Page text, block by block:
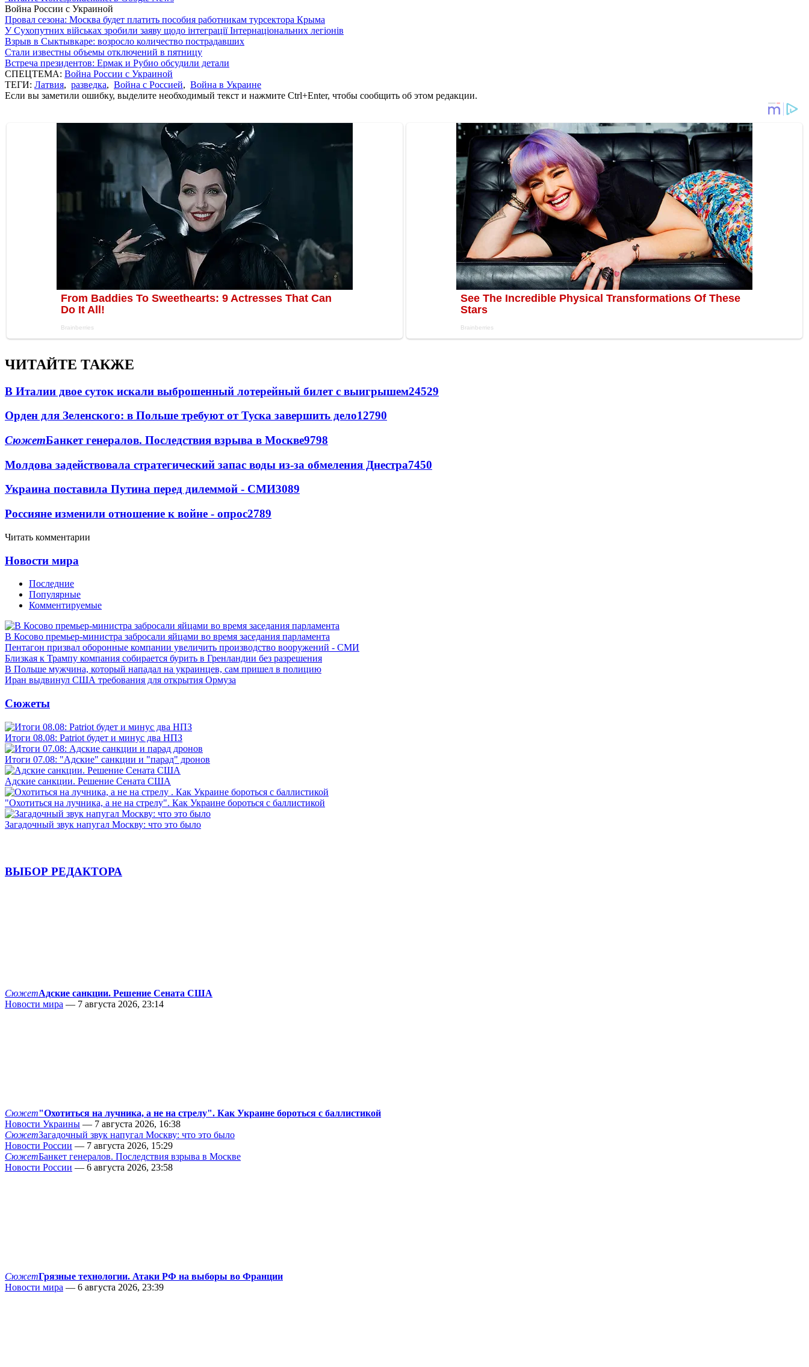
Война России с Украиной
Провал сезона: Москва будет платить пособия работникам турсектора Крыма
У Сухопутних військах зробили заяву щодо інтеграції Інтернаціональних легіонів
Взрыв в Сыктывкаре: возросло количество пострадавших
Стали известны объемы отключений в пятницу
Встреча президентов: Ермак и Рубио обсудили детали
СПЕЦТЕМА: Война России с Украиной
ТЕГИ: Латвия, разведка, Война с Россией, Война в Украине
Если вы заметили ошибку, выделите необходимый текст и нажмите Ctrl+Enter, чтобы сообщить об этом редакции.
ЧИТАЙТЕ ТАКЖЕ
В Италии двое суток искали выброшенный лотерейный билет с выигрышем24529
Орден для Зеленского: в Польше требуют от Туска завершить дело12790
СюжетБанкет генералов. Последствия взрыва в Москве9798
Молдова задействовала стратегический запас воды из-за обмеления Днестра7450
Украина поставила Путина перед дилеммой - СМИ3089
Россияне изменили отношение к войне - опрос2789
Читать комментарии
Новости мира
Последние
Популярные
Комментируемые
В Косово премьер-министра забросали яйцами во время заседания парламента
Пентагон призвал оборонные компании увеличить производство вооружений - СМИ
Близкая к Трампу компания собирается бурить в Гренландии без разрешения
В Польше мужчина, который нападал на украинцев, сам пришел в полицию
Иран выдвинул США требования для открытия Ормуза
Сюжеты
Итоги 08.08: Patriot будет и минус два НПЗ
Итоги 07.08: "Адские" санкции и "парад" дронов
Адские санкции. Решение Сената США
"Охотиться на лучника, а не на стрелу". Как Украине бороться с баллистикой
Загадочный звук напугал Москву: что это было
ВЫБОР РЕДАКТОРА
СюжетАдские санкции. Решение Сената США
Новости мира — 7 августа 2026, 23:14
Сюжет"Охотиться на лучника, а не на стрелу". Как Украине бороться с баллистикой
Новости Украины — 7 августа 2026, 16:38
СюжетЗагадочный звук напугал Москву: что это было
Новости России — 7 августа 2026, 15:29
СюжетБанкет генералов. Последствия взрыва в Москве
Новости России — 6 августа 2026, 23:58
СюжетГрязные технологии. Атаки РФ на выборы во Франции
Новости мира — 6 августа 2026, 23:39